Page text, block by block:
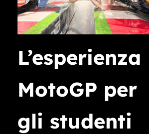
L’esperienza
MotoGP per
gli studenti